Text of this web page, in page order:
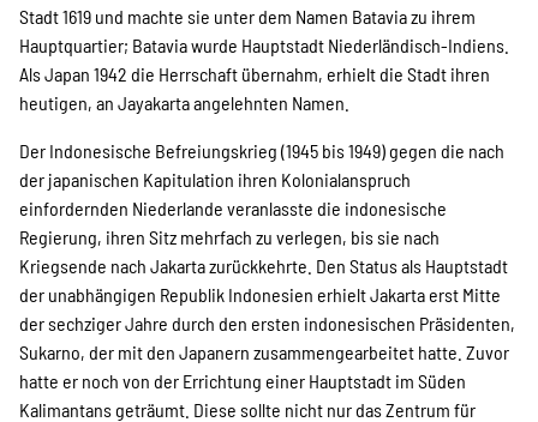
english
Indonesian
Suche
Stadt 1619 und machte sie unter dem Namen Batavia zu ihrem
Hauptquartier; Batavia wurde Hauptstadt Niederländisch-­Indiens.
Als Japan 1942 die Herrschaft übernahm, erhielt die Stadt ­ihren
heu­tigen, an Jayakarta angelehnten Namen.
Der Indonesische Befreiungskrieg (1945 bis 1949) gegen die nach
der japanischen Kapitulation ihren Kolonial­anspruch
einfordernden Niederlande veranlasste die indonesische
Regierung, ihren Sitz mehrfach zu verlegen, bis sie nach
Kriegsende nach Jakarta zurückkehrte. Den Status als Hauptstadt
der unabhängigen Republik Indonesien erhielt Jakarta erst Mitte
der sechziger Jahre durch den ersten indonesischen Präsidenten,
Sukarno, der mit den ­Japanern zusammengearbeitet hatte. Zuvor
hatte er noch von der Errichtung einer Hauptstadt im Süden
Kalimantans geträumt. Diese sollte nicht nur das Zentrum für